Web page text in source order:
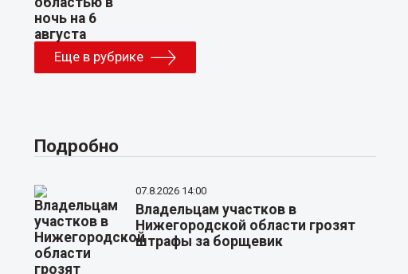
Еще в рубрике
Подробно
07.8.2026 14:00
Владельцам участков в
Нижегородской области грозят
штрафы за борщевик